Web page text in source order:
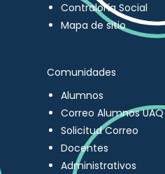
Contraloría Social
Mapa de sitio
Comunidades
Alumnos
Correo Alumnos UAQ
Solicitud Correo
Docentes
Administrativos